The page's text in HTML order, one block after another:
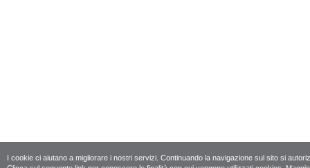
I cookie ci aiutano a migliorare i nostri servizi. Continuando la navigazione sul sito si